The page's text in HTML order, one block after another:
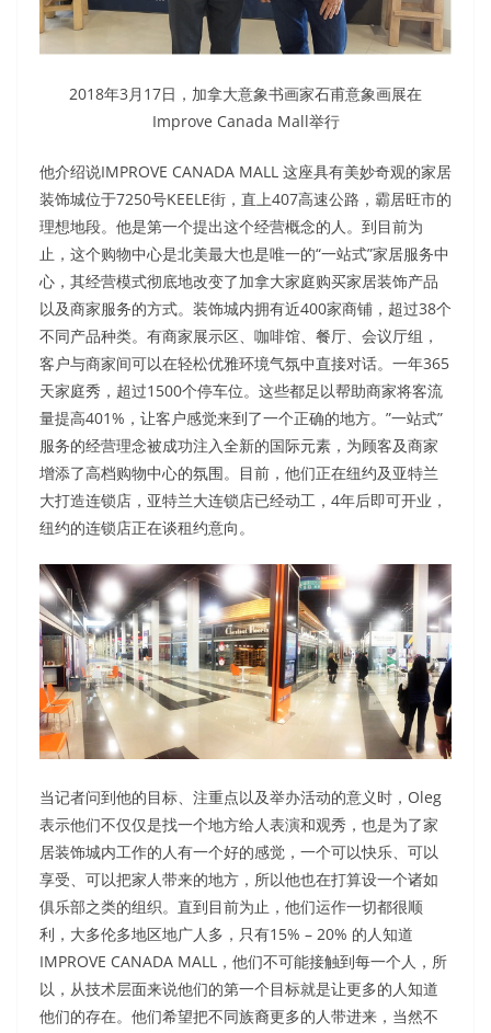
2018年3月17日，加拿大意象书画家石甫意象画展在
Improve Canada Mall举行
他介绍说IMPROVE CANADA MALL 这座具有美妙奇观的家居
装饰城位于7250号KEELE街，直上407高速公路，霸居旺市的
理想地段。他是第一个提出这个经营概念的人。到目前为
止，这个购物中心是北美最大也是唯一的“一站式”家居服务中
心，其经营模式彻底地改变了加拿大家庭购买家居装饰产品
以及商家服务的方式。装饰城内拥有近400家商铺，超过38个
不同产品种类。有商家展示区、咖啡馆、餐厅、会议厅组，
客户与商家间可以在轻松优雅环境气氛中直接对话。一年365
天家庭秀，超过1500个停车位。这些都足以帮助商家将客流
量提高401%，让客户感觉来到了一个正确的地方。”一站式”
服务的经营理念被成功注入全新的国际元素，为顾客及商家
增添了高档购物中心的氛围。目前，他们正在纽约及亚特兰
大打造连锁店，亚特兰大连锁店已经动工，4年后即可开业，
纽约的连锁店正在谈租约意向。
当记者问到他的目标、注重点以及举办活动的意义时，Oleg
表示他们不仅仅是找一个地方给人表演和观秀，也是为了家
居装饰城内工作的人有一个好的感觉，一个可以快乐、可以
享受、可以把家人带来的地方，所以他也在打算设一个诸如
俱乐部之类的组织。直到目前为止，他们运作一切都很顺
利，大多伦多地区地广人多，只有15% – 20% 的人知道
IMPROVE CANADA MALL，他们不可能接触到每一个人，所
以，从技术层面来说他们的第一个目标就是让更多的人知道
他们的存在。他们希望把不同族裔更多的人带进来，当然不